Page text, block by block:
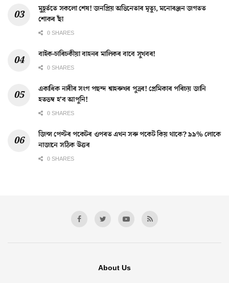
মুহূৰ্ততে সকলো শেষ! জনপ্ৰিয় অভিনেতাৰ মৃত্যু, মনোৰঞ্জন জগতত
শোকৰ ছাঁ
0 SHARES
বাইক-চাৰিচকীয়া বাহনৰ মালিকৰ বাবে সুখবৰ!
0 SHARES
একাধিক নাৰীৰ সংগ পছন্দ শ্বাহৰুখৰ পুত্ৰৰ! প্ৰেমিকাৰ পৰিচয় জানি
হতভম্ব হ’ব আপুনি!
0 SHARES
জিন্স পেণ্টৰ পকেটৰ ওপৰত এখন সৰু পকেট কিয় থাকে? ৯৯% লোকে
নাজানে সঠিক উত্তৰ
0 SHARES
About Us